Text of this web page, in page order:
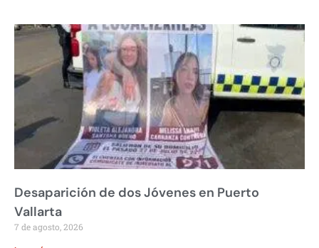
Desaparición de dos Jóvenes en Puerto
Vallarta
7 de agosto, 2026